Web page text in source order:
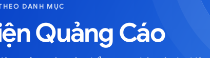
DANH MỤC
Quảng Cáo